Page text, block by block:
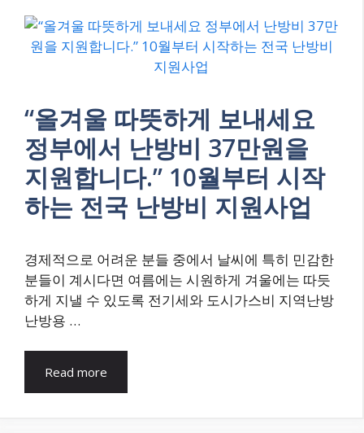
“올겨울 따뜻하게 보내세요
정부에서 난방비 37만원을
지원합니다.” 10월부터 시작
하는 전국 난방비 지원사업
경제적으로 어려운 분들 중에서 날씨에 특히 민감한
분들이 계시다면 여름에는 시원하게 겨울에는 따듯
하게 지낼 수 있도록 전기세와 도시가스비 지역난방
난방용 …
Read more